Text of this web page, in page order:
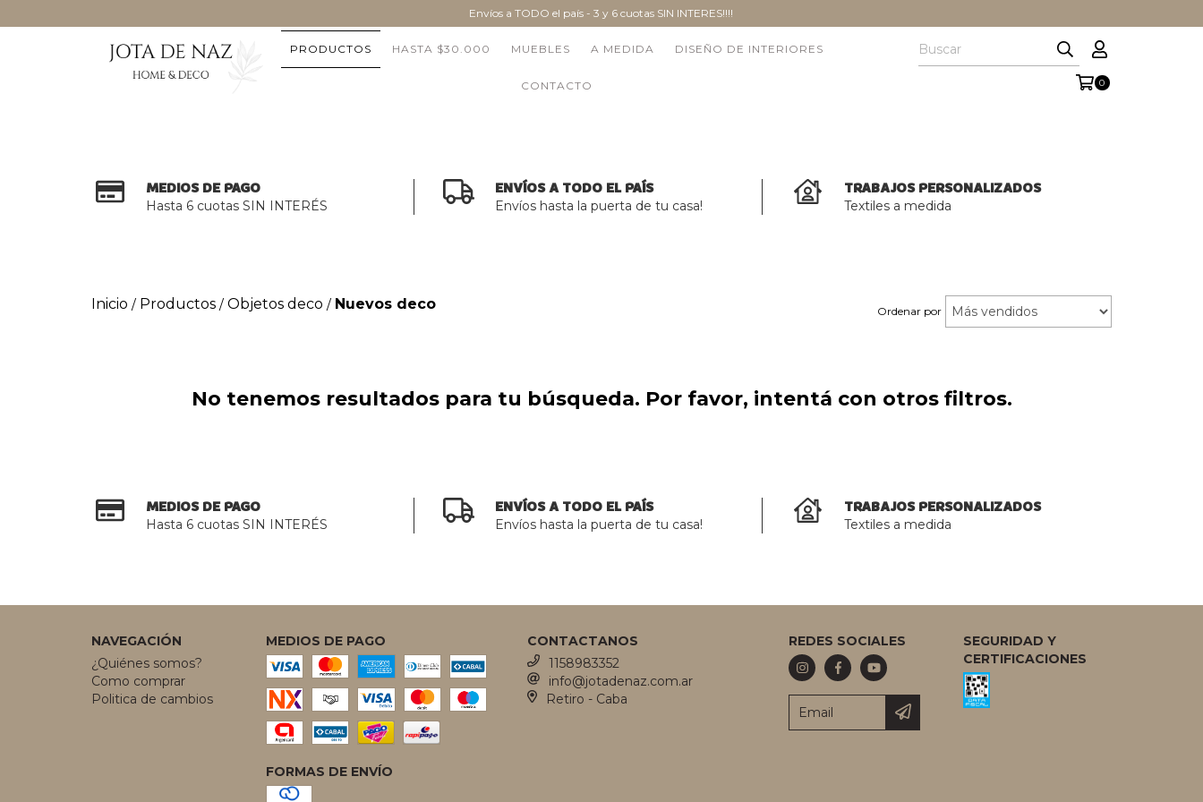
Envíos a TODO el país - 3 y 6 cuotas SIN INTERES!!!!
PRODUCTOS HASTA $30.000 MUEBLES A MEDIDA DISEÑO DE INTERIORES
CONTACTO 0
MEDIOS DE PAGO
Hasta 6 cuotas SIN INTERÉS
ENVÍOS A TODO EL PAÍS
Envíos hasta la puerta de tu casa!
TRABAJOS PERSONALIZADOS
Textiles a medida
Inicio / Productos / Objetos deco / Nuevos deco Ordenar por
No tenemos resultados para tu búsqueda. Por favor, intentá con otros filtros.
MEDIOS DE PAGO
Hasta 6 cuotas SIN INTERÉS
ENVÍOS A TODO EL PAÍS
Envíos hasta la puerta de tu casa!
TRABAJOS PERSONALIZADOS
Textiles a medida
NAVEGACIÓN
¿Quiénes somos?
Como comprar
Politica de cambios
MEDIOS DE PAGO
FORMAS DE ENVÍO
CONTACTANOS
1158983352
info@jotadenaz.com.ar
Retiro - Caba
REDES SOCIALES
SEGURIDAD Y
CERTIFICACIONES